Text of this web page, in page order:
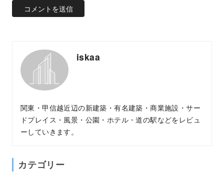
iskaa
関東・甲信越近辺の新建築・有名建築・商業施設・サー
ドプレイス・風景・公園・ホテル・道の駅などをレビュ
ーしていきます。
カテゴリー